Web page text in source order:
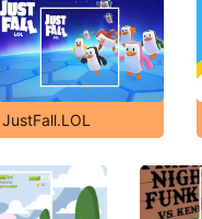
JustFall.LOL